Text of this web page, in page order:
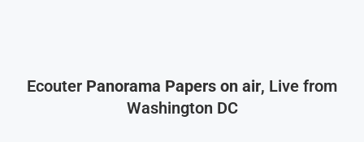
Ecouter Panorama Papers on air, Live from
Washington DC